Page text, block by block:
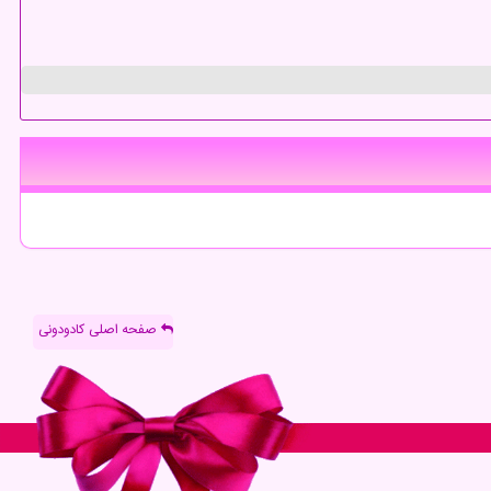
صفحه اصلی کادودونی